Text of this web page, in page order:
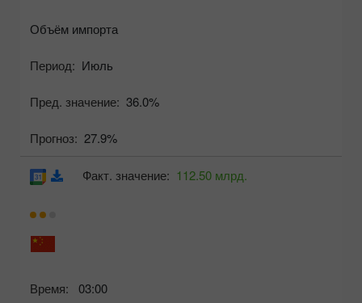
Объём импорта
Период: Июль
Пред. значение: 36.0%
Прогноз: 27.9%
Время: 03:00
Факт. значение: 112.50 млрд.